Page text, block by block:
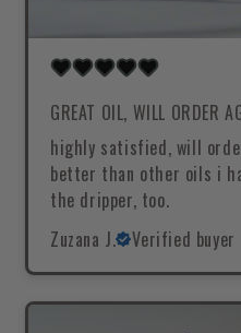
GREAT OIL, WILL ORDER
highly satisfied, will
better than other oils i
the dripper, too.
Zuzana J.
Verified buyer